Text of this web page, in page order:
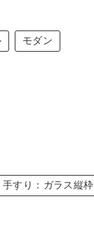
モダン
手すり：ガラス縦枠